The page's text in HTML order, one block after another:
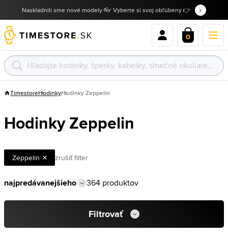
Naskladnili sme nové modely 👓 Vyberte si svoj obľúbený 👉
0
TimestoreHodinkyHodinky Zeppelin
Hodinky Zeppelin
Zeppelin zrušiť filter
364 produktov
Filtrovať